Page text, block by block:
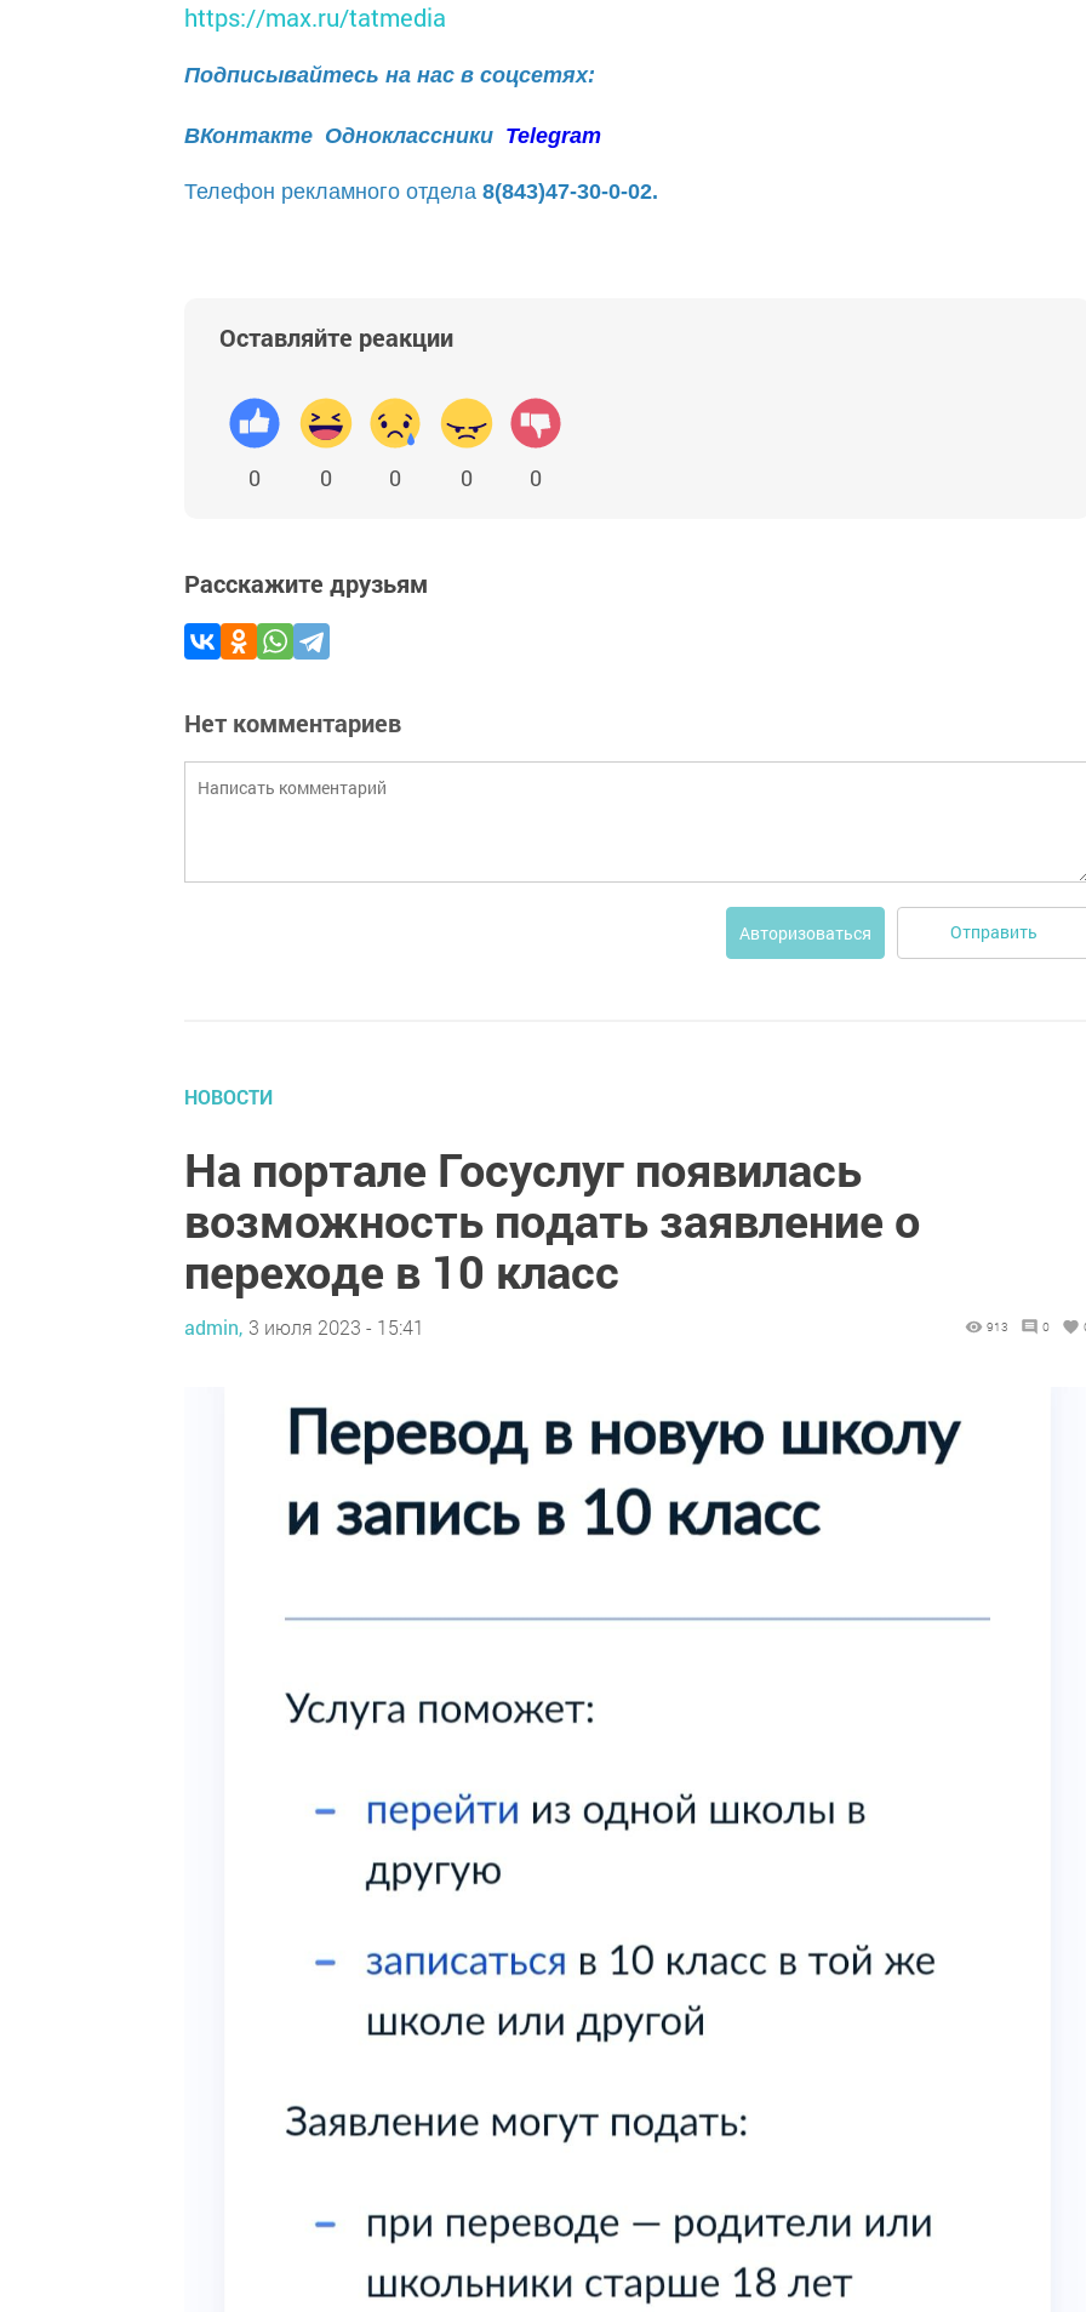
https://max.ru/tatmedia
Подписывайтесь на нас в соцсетях:
ВКонтакте Одноклассники Telegram
Телефон рекламного отдела 8(843)47-30-0-02.
Оставляйте реакции
0 0 0 0 0
Расскажите друзьям
Нет комментариев
Авторизоваться Отправить
НОВОСТИ
На портале Госуслуг появилась
возможность подать заявление о
переходе в 10 класс
admin, 3 июля 2023 - 15:41 913 0